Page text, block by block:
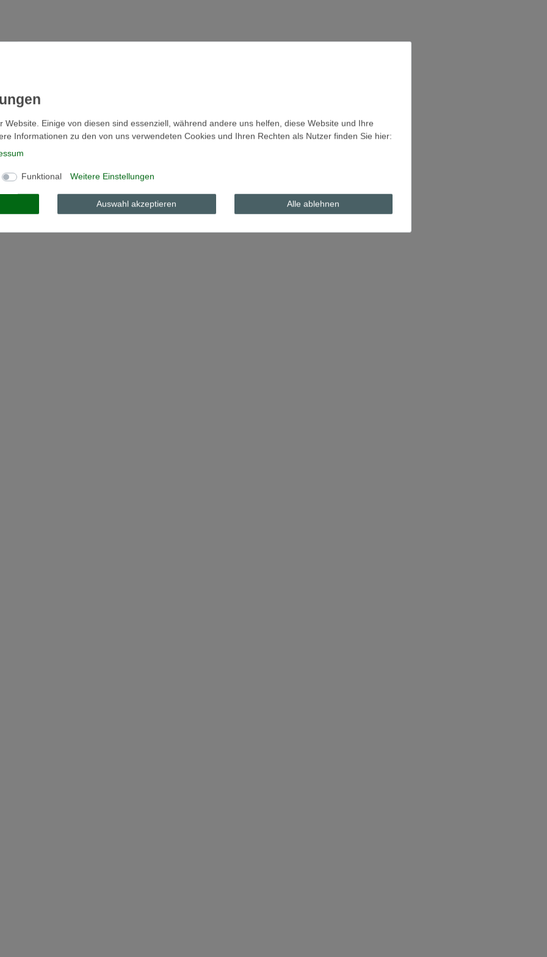
Website. Einige von diesen sind essenziell, während andere uns helfen, diese Website und Ihre
Informationen zu den von uns verwendeten Cookies und Ihren Rechten als Nutzer finden Sie hier:
Funktional Weitere Einstellungen
Auswahl akzeptieren Alle ablehnen